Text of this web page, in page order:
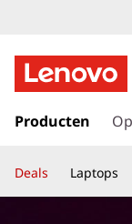
a
a
a
r
Producten
Deals Laptops